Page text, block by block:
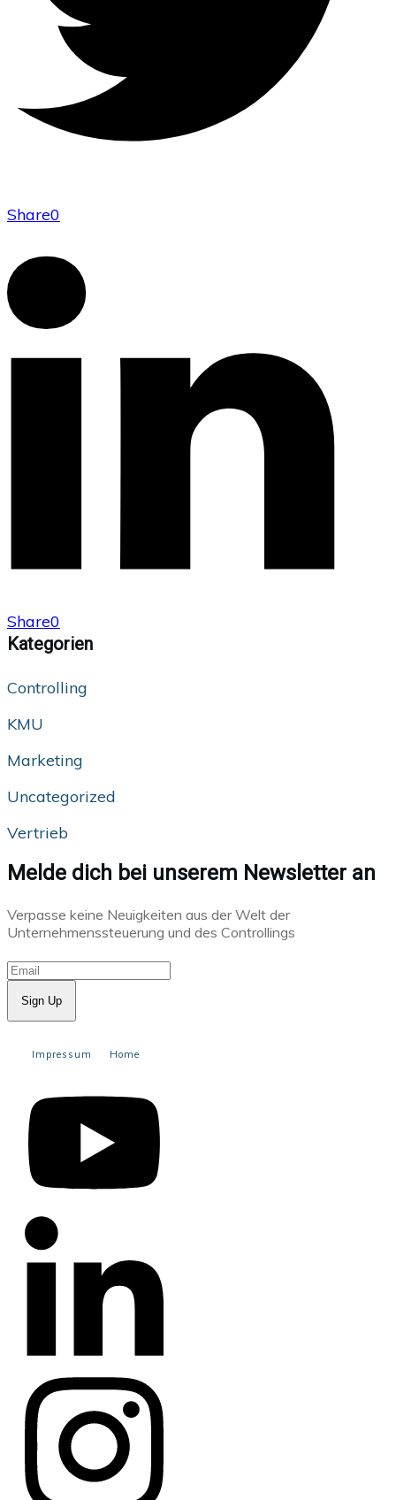
Share0
Share0
Kategorien
Controlling
KMU
Marketing
Uncategorized
Vertrieb
Melde dich bei unserem Newsletter an
Verpasse keine Neuigkeiten aus der Welt der
Unternehmenssteuerung und des Controllings
Sign Up
Impressum Home